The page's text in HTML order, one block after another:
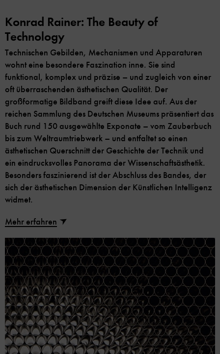
Konrad Rainer: The Beauty of
Technology
Technischen Gebilden, Mechanismen und Apparaturen
wohnt eine besondere Faszination inne. Sie sind
funktional, komplex und präzise – und zugleich von einer
oft überraschenden ästhetischen Qualität. Der
großformatige Bildband greift diese Idee auf. Aus der
reichen Sammlung des Deutschen Museums präsentiert das
Buch rund 150 ausgewählte Exponate – vom Zauberbuch
bis zum Weltraumtriebwerk – und entfaltet so einen
ästhetischen Querschnitt der Geschichte der Technik und
ein eindrucksvolles Panorama der Wissenschaftsästhetik.
Besonders faszinierend ist der Abschluss des Bandes, der
sich der ästhetischen Dimension der Künstlichen Intelligenz
widmet.
Mehr erfahren